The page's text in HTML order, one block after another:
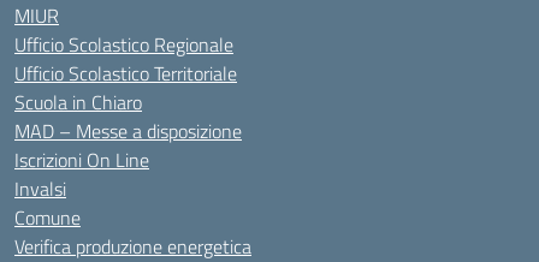
MIUR
Ufficio Scolastico Regionale
Ufficio Scolastico Territoriale
Scuola in Chiaro
MAD – Messe a disposizione
Iscrizioni On Line
Invalsi
Comune
Verifica produzione energetica